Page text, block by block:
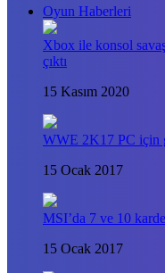
Oyun Haberleri
Xbox ile konsol
çıktı
15 Kasım 2020
WWE 2K17 PC için
15 Ocak 2017
MSI’da 7 ve 10
15 Ocak 2017